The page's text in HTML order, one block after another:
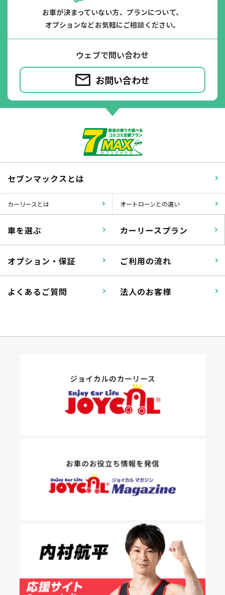
お車が決まっていない方、プランについて、
オプションなどお気軽にご相談ください。
ウェブで問い合わせ
お問い合わせ
セブンマックスとは
カーリースとは オートローンとの違い
車を選ぶ カーリースプラン
オプション・保証 ご利用の流れ
よくあるご質問 法人のお客様